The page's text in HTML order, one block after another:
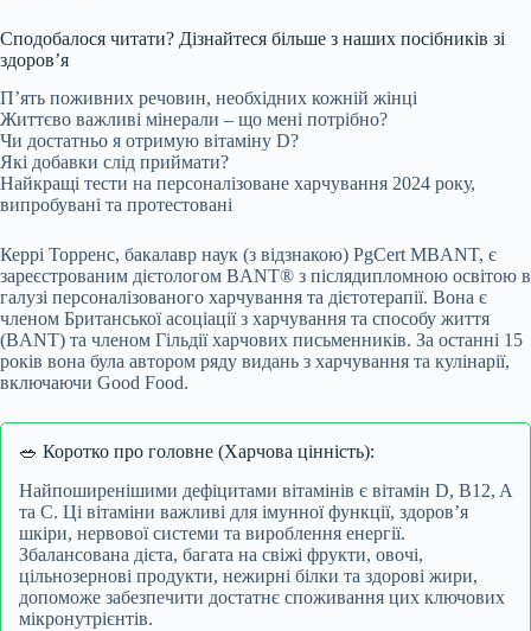
Сподобалося читати? Дізнайтеся більше з наших посібників зі
здоров’я
П’ять поживних речовин, необхідних кожній жінці
Життєво важливі мінерали – що мені потрібно?
Чи достатньо я отримую вітаміну D?
Які добавки слід приймати?
Найкращі тести на персоналізоване харчування 2024 року,
випробувані та протестовані
Керрі Торренс, бакалавр наук (з відзнакою) PgCert MBANT, є
зареєстрованим дієтологом BANT® з післядипломною освітою в
галузі персоналізованого харчування та дієтотерапії. Вона є
членом Британської асоціації з харчування та способу життя
(BANT) та членом Гільдії харчових письменників. За останні 15
років вона була автором ряду видань з харчування та кулінарії,
включаючи Good Food.
🥗 Коротко про головне (Харчова цінність):
Найпоширенішими дефіцитами вітамінів є вітамін D, B12, A
та C. Ці вітаміни важливі для імунної функції, здоров’я
шкіри, нервової системи та вироблення енергії.
Збалансована дієта, багата на свіжі фрукти, овочі,
цільнозернові продукти, нежирні білки та здорові жири,
допоможе забезпечити достатнє споживання цих ключових
мікронутрієнтів.